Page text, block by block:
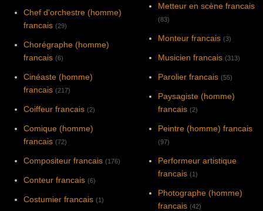
Chef d'orchestre (homme)
francais (29)
Chorégraphe (homme)
francais (6)
Cinéaste (homme)
francais (217)
Coiffeur francais (2)
Comique (homme)
francais (72)
Compositeur francais (176)
Conteur francais (6)
Costumier francais (1)
Metteur en scène francais
(83)
Monteur francais (3)
Musicien francais (313)
Parolier francais (55)
Paysagiste (homme)
francais (2)
Peintre (homme) francais
(97)
Performeur artistique
francais (1)
Photographe (homme)
francais (42)